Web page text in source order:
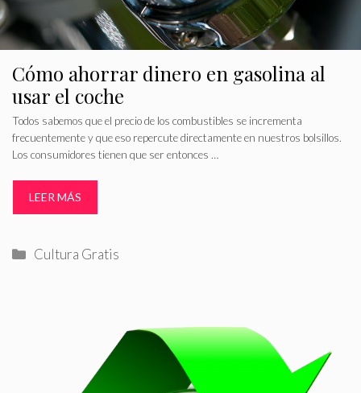
Cómo ahorrar dinero en gasolina al
usar el coche
Todos sabemos que el precio de los combustibles se incrementa
frecuentemente y que eso repercute directamente en nuestros bolsillos.
Los consumidores tienen que ser entonces …
LEER MÁS
Categorías
Cultura Gratis